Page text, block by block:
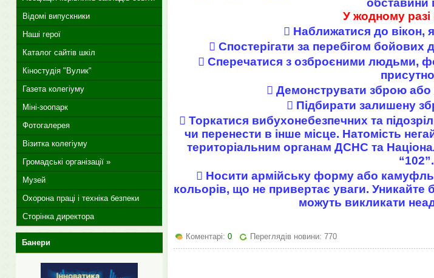
обставини
У жодному
 Наближатися до вікон,
 Спостерігати за перебігом бойових
 Сперечатися з озброєними людьми,
 Демонструвати зброю або
 Підбирати залишену
 Торкатися вибухонебезпечних та
чи перенести в інше місце. Натомість
територіальним органам ДСНС та
“102”.
 Носити армійську форму або
кольорів, що не привертає уваги. Уникайте
можуть викликати
Коментарі: 0 Переглядів новини: 770
Відомі випускники
Наші герої
Каталог сайтів шкіл
Кіностудія "Вулик"
Газета колегіуму
Міні-зоопарк
Фотогалерея
Візитка колегіуму
Громадські організації »
Музей
Охорона праці і техніка безпеки
Сторінка директора
Банери